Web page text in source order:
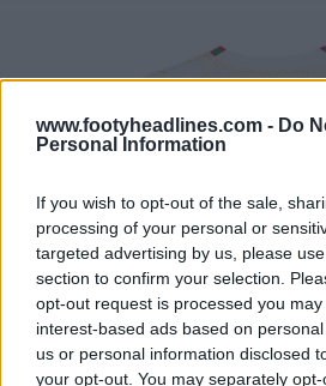
www.footyheadlines.com - Do
Personal Information
If you wish to opt-out of the sale,
processing of your personal or
targeted advertising by us, please
section to confirm your selection.
opt-out request is processed you
interest-based ads based on
us or personal information disclosed
your opt-out. You may separately